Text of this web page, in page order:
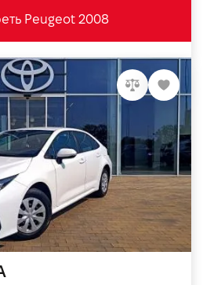
Peugeot 2008